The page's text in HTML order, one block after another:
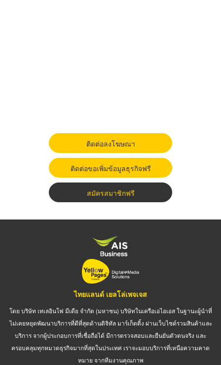
ติดต่อลงโฆษณา
ติดต่อขอเพิ่มข้อมูลธุรกิจฟรี
สมัครสมาชิกฟรี
ไทยแลนด์ เยลโล่เพจเจส
โดย บริษัท เทเลอินโฟ มีเดีย จำกัด (มหาชน) บริษัทในเครือเอไอเอส ในฐานะผู้นำที่
ไม่เคยหยุดพัฒนาบริการที่ดีที่สุดด้านดิจิทัล มาร์เก็ตติ้ง ผ่านเว็บไซต์รวมสินค้าและ
บริการ จากผู้ประกอบการที่เชื่อถือได้ มีการตรวจสอบและยืนยันตัวตนจริง และ
ครอบคลุมทุกหมวดธุรกิจมากที่สุดในประเทศ เราจะมอบบริการที่เหนือความคาด
หมาย จากทีมงานคุณภาพ